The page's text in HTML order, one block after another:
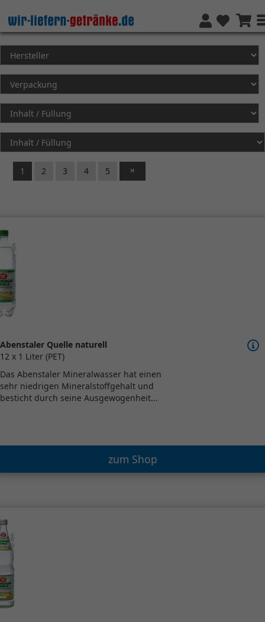
1 2 3 4 5
Abenstaler Quelle naturell
12 x 1 Liter (PET)
Das Abenstaler Mineralwasser hat einen
sehr niedrigen Mineralstoffgehalt und
besticht durch seine Ausgewogenheit...
zum Shop